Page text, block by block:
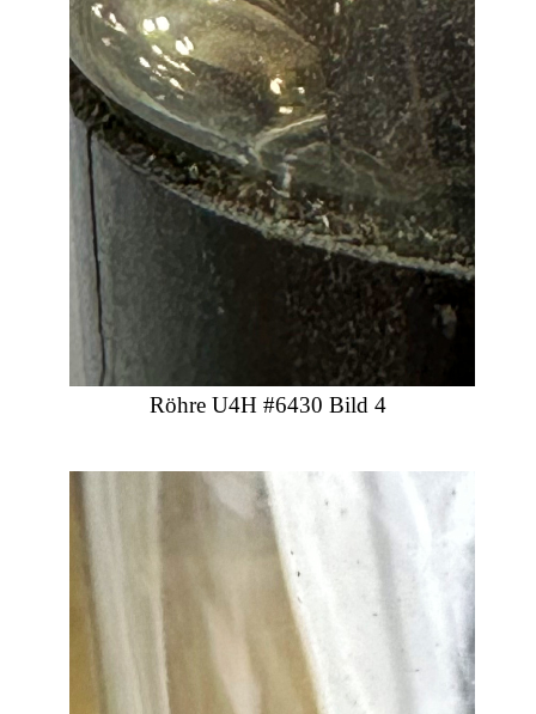
Röhre U4H #6430 Bild 4